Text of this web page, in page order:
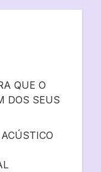
QUE O
DOS SEUS